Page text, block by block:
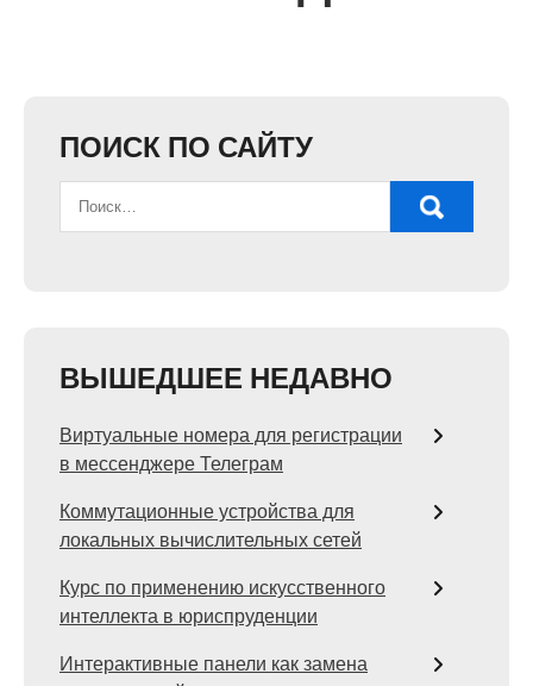
ПОИСК ПО САЙТУ
ВЫШЕДШЕЕ НЕДАВНО
Виртуальные номера для регистрации
в мессенджере Телеграм
Коммутационные устройства для
локальных вычислительных сетей
Курс по применению искусственного
интеллекта в юриспруденции
Интерактивные панели как замена